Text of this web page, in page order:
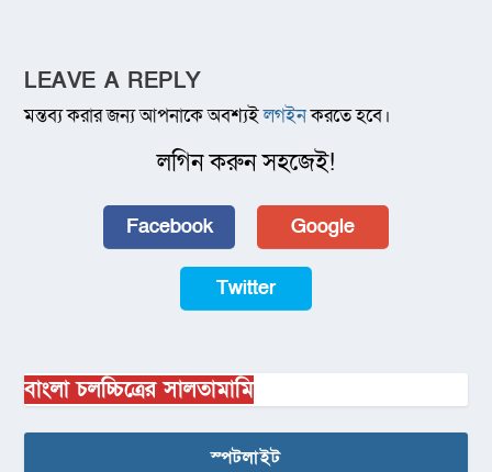
LEAVE A REPLY
মন্তব্য করার জন্য আপনাকে অবশ্যইলগইনকরতে হবে।
লগিন করুন সহজেই!
Facebook Google
Twitter
বাংলা চলচ্চিত্রের সালতামামি
স্পটলাইট